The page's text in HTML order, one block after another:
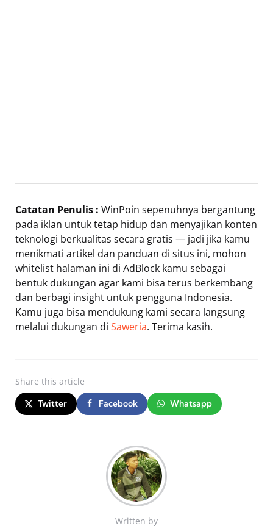
Catatan Penulis : WinPoin sepenuhnya bergantung
pada iklan untuk tetap hidup dan menyajikan konten
teknologi berkualitas secara gratis — jadi jika kamu
menikmati artikel dan panduan di situs ini, mohon
whitelist halaman ini di AdBlock kamu sebagai
bentuk dukungan agar kami bisa terus berkembang
dan berbagi insight untuk pengguna Indonesia.
Kamu juga bisa mendukung kami secara langsung
melalui dukungan di Saweria. Terima kasih.
Share this article
Twitter Facebook Whatsapp
Written by